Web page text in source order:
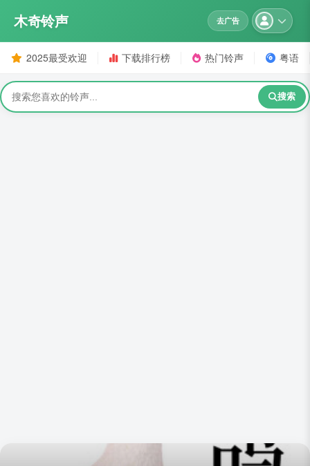
木奇铃声 去广告
2025最受欢迎 下载排行榜 热门铃声 粤语
搜索